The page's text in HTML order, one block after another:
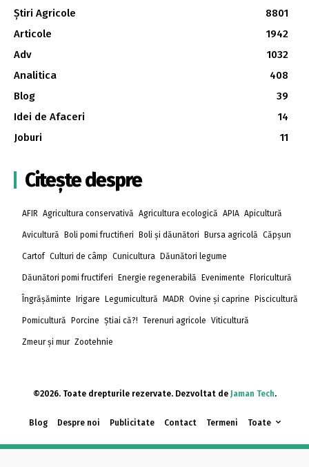
Știri Agricole
8801
Articole
1942
Adv
1032
Analitica
408
Blog
39
Idei de Afaceri
14
Joburi
11
Citește despre
AFIR Agricultura conservativă Agricultura ecologică APIA Apicultură
Avicultură Boli pomi fructifieri Boli și dăunători Bursa agricolă Căpșun
Cartof Culturi de câmp Cunicultura Dăunători legume
Dăunători pomi fructiferi Energie regenerabilă Evenimente Floricultură
Îngrășăminte Irigare Legumicultură MADR Ovine și caprine Piscicultură
Pomicultură Porcine Știai că?! Terenuri agricole Viticultură
Zmeur și mur Zootehnie
©2026. Toate drepturile rezervate. Dezvoltat de Jaman Tech.
Blog Despre noi Publicitate Contact Termeni Toate